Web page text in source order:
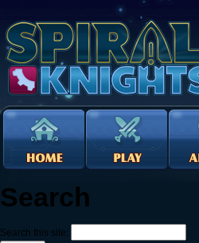
Search
Search this site: